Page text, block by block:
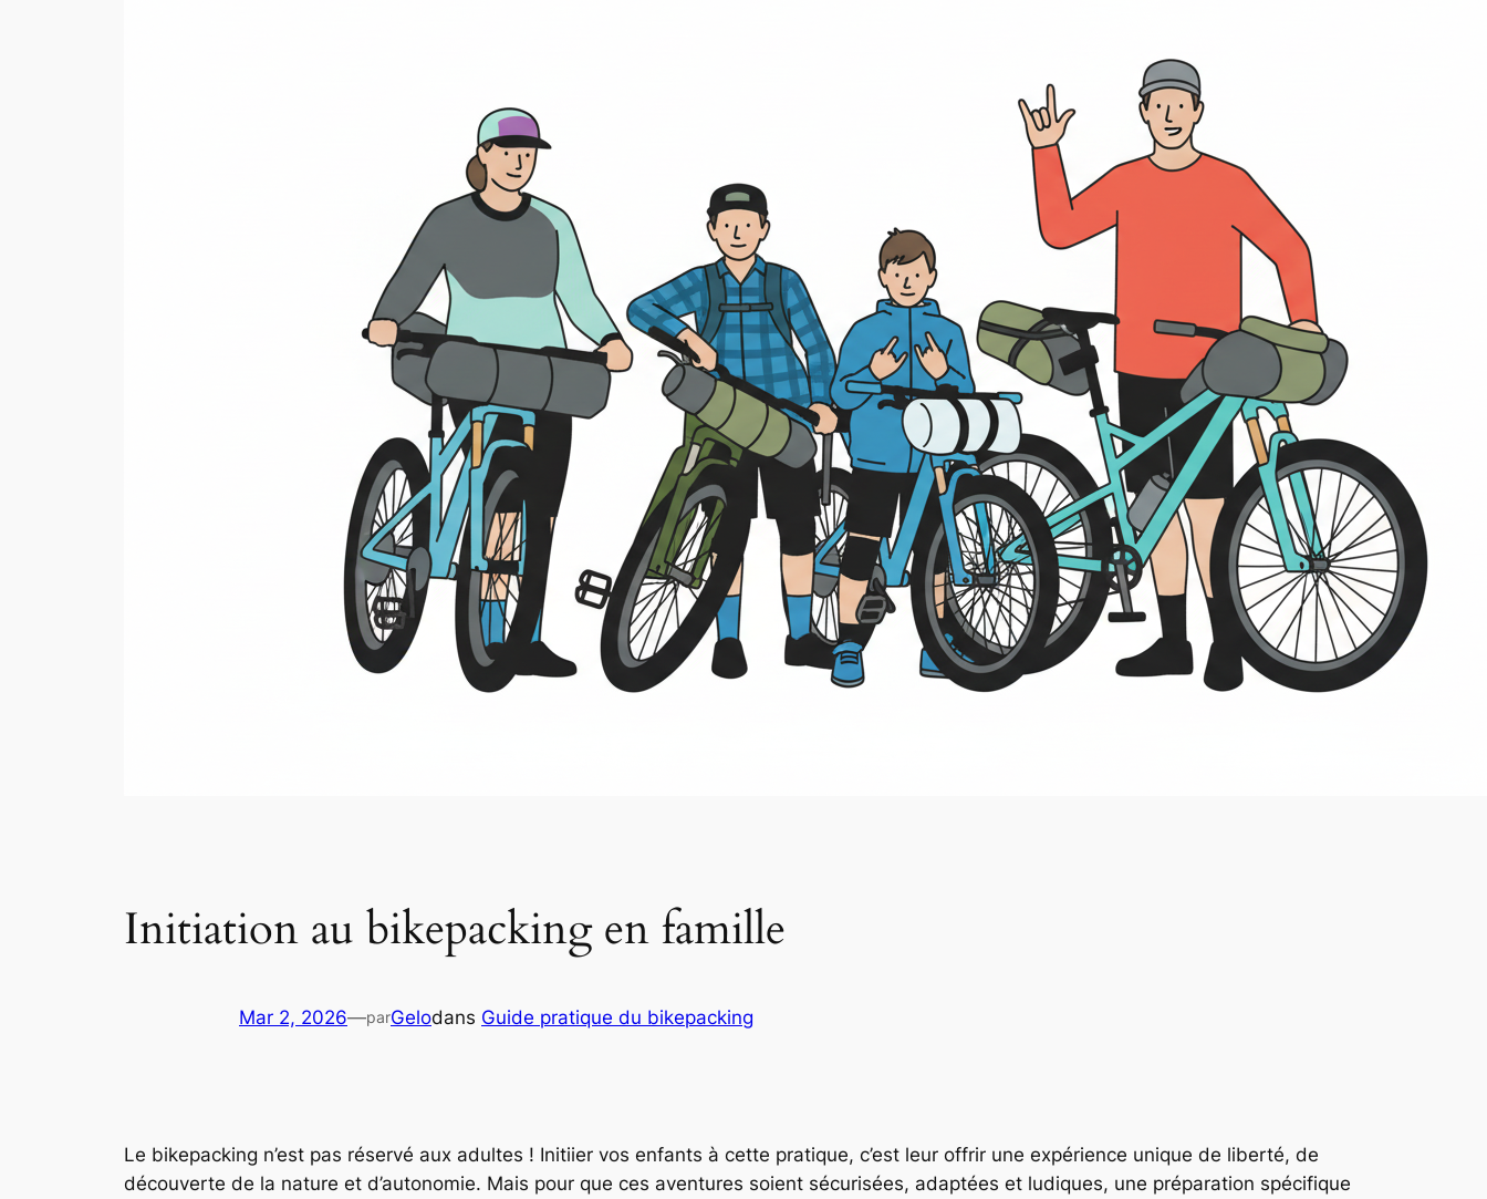
Initiation au bikepacking en famille
Mar 2, 2026—parGelodans Guide pratique du bikepacking
Le bikepacking n’est pas réservé aux adultes ! Initiier vos enfants à cette pratique, c’est leur offrir une expérience unique de liberté, de
découverte de la nature et d’autonomie. Mais pour que ces aventures soient sécurisées, adaptées et ludiques, une préparation spécifique